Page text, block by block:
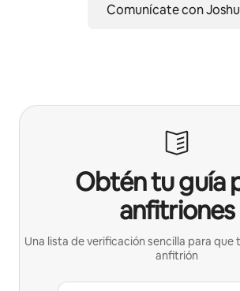
Comunícate con
Obtén tu guía
anfitriones
Una lista de verificación sencilla para que
anfitrión